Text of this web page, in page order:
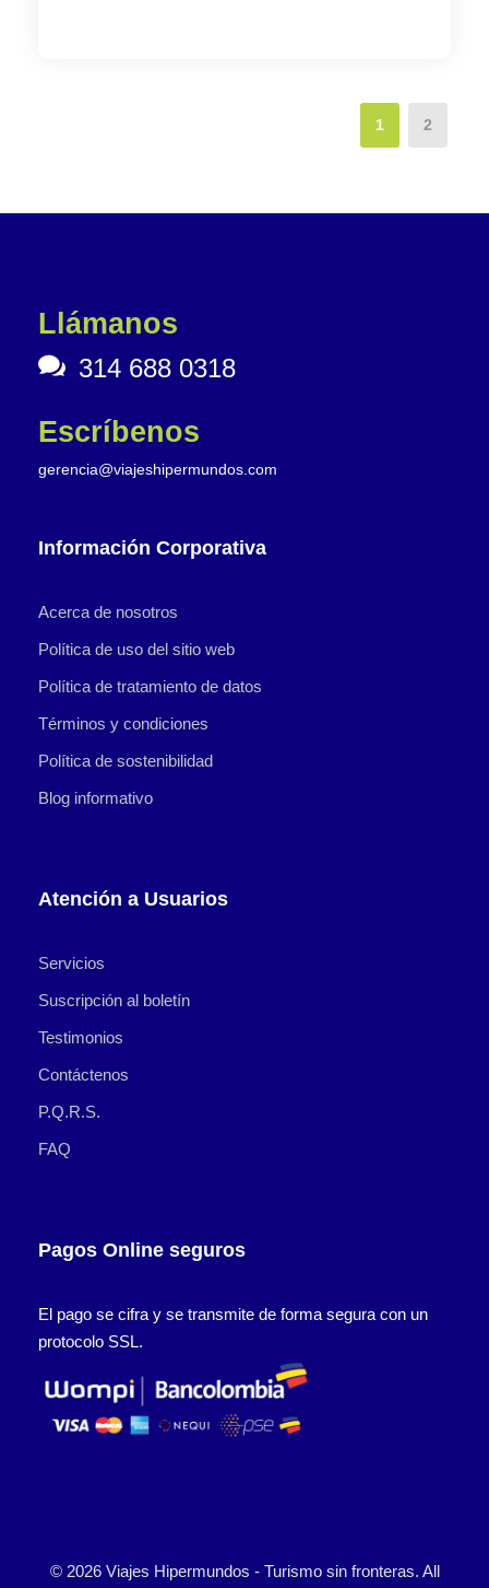
1 2
Llámanos
314 688 0318
Escríbenos
gerencia@viajeshipermundos.com
Información Corporativa
Acerca de nosotros
Política de uso del sitio web
Política de tratamiento de datos
Términos y condiciones
Política de sostenibilidad
Blog informativo
Atención a Usuarios
Servicios
Suscripción al boletín
Testimonios
Contáctenos
P.Q.R.S.
FAQ
Pagos Online seguros
El pago se cifra y se transmite de forma segura con un
protocolo SSL.
© 2026 Viajes Hipermundos - Turismo sin fronteras. All